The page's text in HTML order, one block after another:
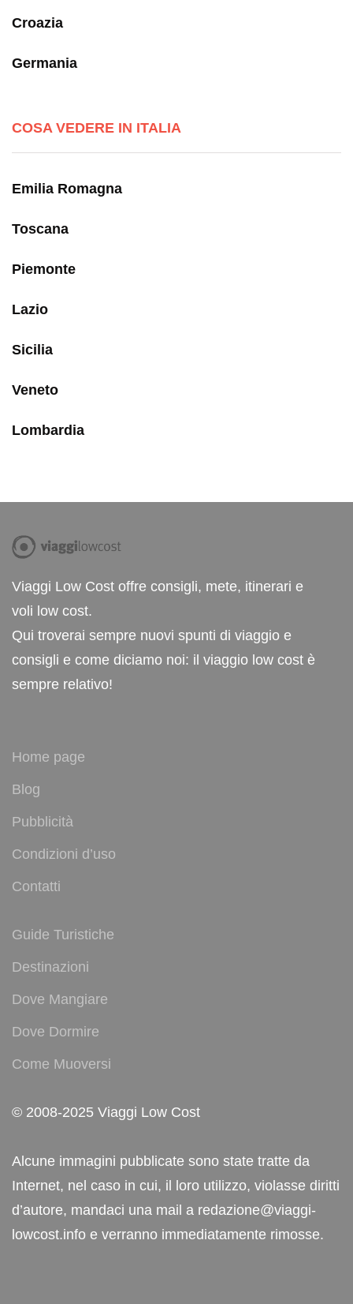
Croazia
Germania
COSA VEDERE IN ITALIA
Emilia Romagna
Toscana
Piemonte
Lazio
Sicilia
Veneto
Lombardia
Viaggi Low Cost offre consigli, mete, itinerari e
voli low cost.
Qui troverai sempre nuovi spunti di viaggio e
consigli e come diciamo noi: il viaggio low cost è
sempre relativo!
Home page
Blog
Pubblicità
Condizioni d’uso
Contatti
Guide Turistiche
Destinazioni
Dove Mangiare
Dove Dormire
Come Muoversi
© 2008-2025 Viaggi Low Cost
Alcune immagini pubblicate sono state tratte da
Internet, nel caso in cui, il loro utilizzo, violasse diritti
d’autore, mandaci una mail a redazione@viaggi-
lowcost.info e verranno immediatamente rimosse.